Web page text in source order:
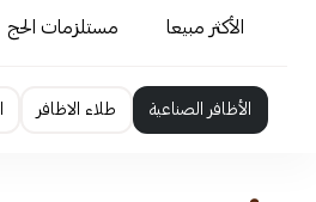
الأكثر مبيعا مستلزمات الحج
الأظافر الصناعية طلاء الاظافر